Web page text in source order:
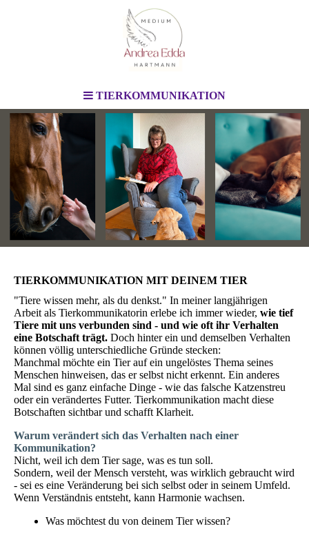
TIERKOMMUNIKATION
...
TIERKOMMUNIKATION MIT DEINEM TIER
"Tiere wissen mehr, als du denkst." In meiner langjährigen
Arbeit als Tierkommunikatorin erlebe ich immer wieder, wie tief
Tiere mit uns verbunden sind - und wie oft ihr Verhalten
eine Botschaft trägt. Doch hinter ein und demselben Verhalten
können völlig unterschiedliche Gründe stecken:
Manchmal möchte ein Tier auf ein ungelöstes Thema seines
Menschen hinweisen, das er selbst nicht erkennt. Ein anderes
Mal sind es ganz einfache Dinge - wie das falsche Katzenstreu
oder ein verändertes Futter. Tierkommunikation macht diese
Botschaften sichtbar und schafft Klarheit.
Warum verändert sich das Verhalten nach einer
Kommunikation?
Nicht, weil ich dem Tier sage, was es tun soll.
Sondern, weil der Mensch versteht, was wirklich gebraucht wird
- sei es eine Veränderung bei sich selbst oder in seinem Umfeld.
Wenn Verständnis entsteht, kann Harmonie wachsen.
Was möchtest du von deinem Tier wissen?